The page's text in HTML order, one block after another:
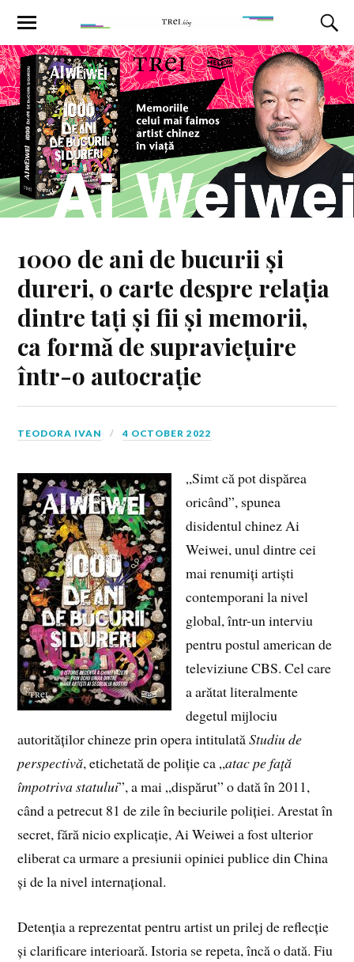
1000 de ani de bucurii și
dureri, o carte despre relația
dintre tați și fii și memorii,
ca formă de supraviețuire
într-o autocrație
TEODORA IVAN 4 OCTOBER 2022
„Simt că pot dispărea
oricând”, spunea
disidentul chinez Ai
Weiwei, unul dintre cei
mai renumiți artiști
contemporani la nivel
global, într-un interviu
pentru postul american de
televiziune CBS. Cel care
a arătat literalmente
degetul mijlociu
autorităților chineze prin opera intitulatăStudiu de
perspectivă, etichetată de poliție ca „atac pe faţă
împotriva statului”, a mai „dispărut” o dată în 2011,
când a petrecut 81 de zile în beciurile poliției. Arestat în
secret, fără nicio explicație, Ai Weiwei a fost ulterior
eliberat ca urmare a presiunii opiniei publice din China
și de la nivel internațional.
Detenția a reprezentat pentru artist un prilej de reflecție
și clarificare interioară. Istoria se repeta, încă o dată. Fiu